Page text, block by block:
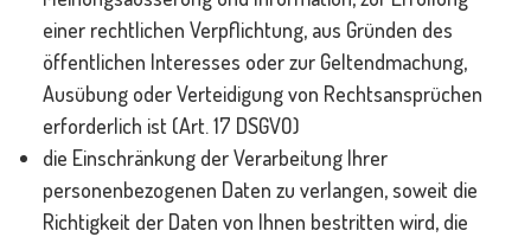
einer rechtlichen Verpflichtung, aus Gründen des
öffentlichen Interesses oder zur Geltendmachung,
Ausübung oder Verteidigung von Rechtsansprüchen
erforderlich ist (Art. 17 DSGVO)
die Einschränkung der Verarbeitung Ihrer
personenbezogenen Daten zu verlangen, soweit die
Richtigkeit der Daten von Ihnen bestritten wird, die